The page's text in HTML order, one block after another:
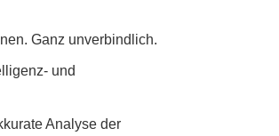
Ganz unverbindlich.
und
Analyse der